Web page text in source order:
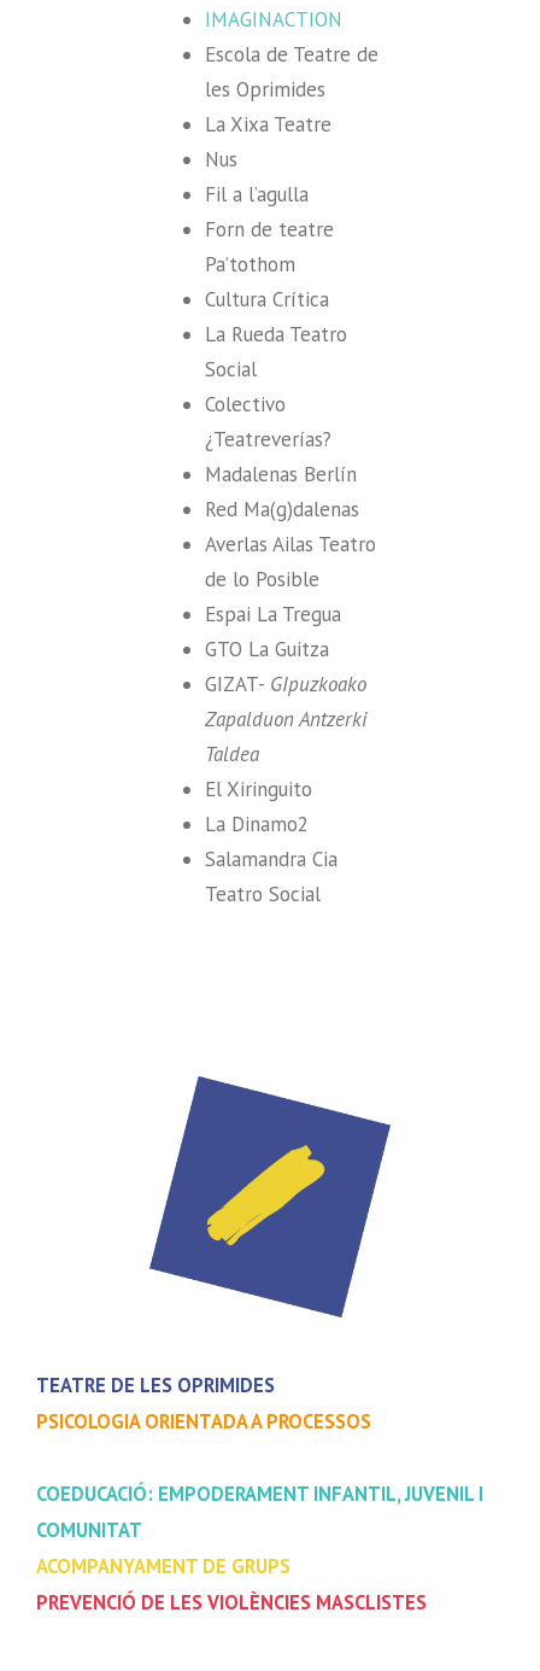
IMAGINACTION
Escola de Teatre de
les Oprimides
La Xixa Teatre
Nus
Fil a l’agulla
Forn de teatre
Pa’tothom
Cultura Crítica
La Rueda Teatro
Social
Colectivo
¿Teatreverías?
Madalenas Berlín
Red Ma(g)dalenas
Averlas Ailas Teatro
de lo Posible
Espai La Tregua
GTO La Guitza
GIZAT- GIpuzkoako
Zapalduon Antzerki
Taldea
El Xiringuito
La Dinamo2
Salamandra Cia
Teatro Social
TEATRE DE LES OPRIMIDES
PSICOLOGIA ORIENTADA A PROCESSOS
COEDUCACIÓ: EMPODERAMENT INFANTIL, JUVENIL I
COMUNITAT
ACOMPANYAMENT DE GRUPS
PREVENCIÓ DE LES VIOLÈNCIES MASCLISTES